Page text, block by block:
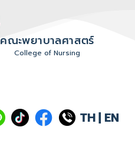
คณะพยาบาลศาสตร์
College of Nursing
TH| EN